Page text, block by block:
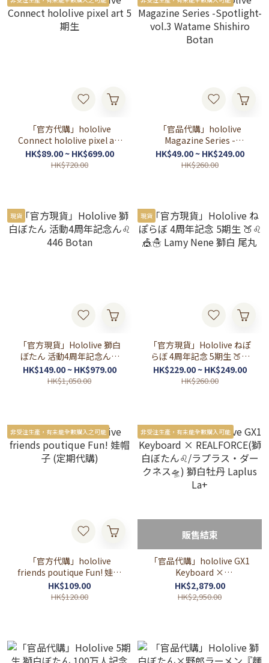
「官方代購」hololive
Connect hololive pixel art
5期生
HK$89.00 ~ HK$699.00
HK$720.00
「官品代購」hololive
Magazine Series -
Spotlight- vol.3 Watame
Shishiro Botan
HK$49.00 ~ HK$249.00
HK$260.00
現貨
「官方現貨」Hololive 獅白
ぼたん 活動4周年記念ん♌
446 Botan
HK$149.00 ~ HK$979.00
HK$1,050.00
現貨
「官方現貨」Hololive ねぽ
らぼ 4周年記念 5期生 🍑♌
🎪☃️ Lamy Nene 獅白 尾丸
HK$229.00 ~ HK$249.00
HK$260.00
非受注生產，有未能全數購入之可能
「官方代購」hololive
friends poutique Fun! 娃帽
子 (定期代購)
HK$109.00
HK$120.00
非受注生產，有未能全數購入可能
販售結束
「官品代購」hololive GX1
Keyboard ×
REALFORCE(獅白ぼたん♌/
ラプラス・ダークネス🛸) 獅
HK$2,879.00
HK$2,950.00